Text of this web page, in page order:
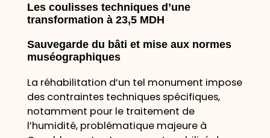
Les coulisses techniques d’une
transformation à 23,5 MDH
Sauvegarde du bâti et mise aux normes
muséographiques
La réhabilitation d’un tel monument impose
des contraintes techniques spécifiques,
notamment pour le traitement de
l’humidité, problématique majeure à